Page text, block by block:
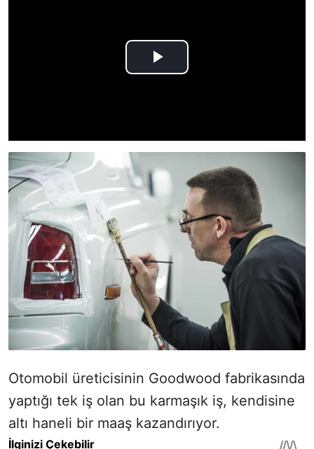
Otomobil üreticisinin Goodwood fabrikasında
yaptığı tek iş olan bu karmaşık iş, kendisine
altı haneli bir maaş kazandırıyor.